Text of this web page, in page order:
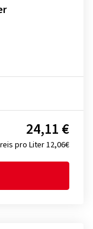
pro Liter 12,06€
24,11 €